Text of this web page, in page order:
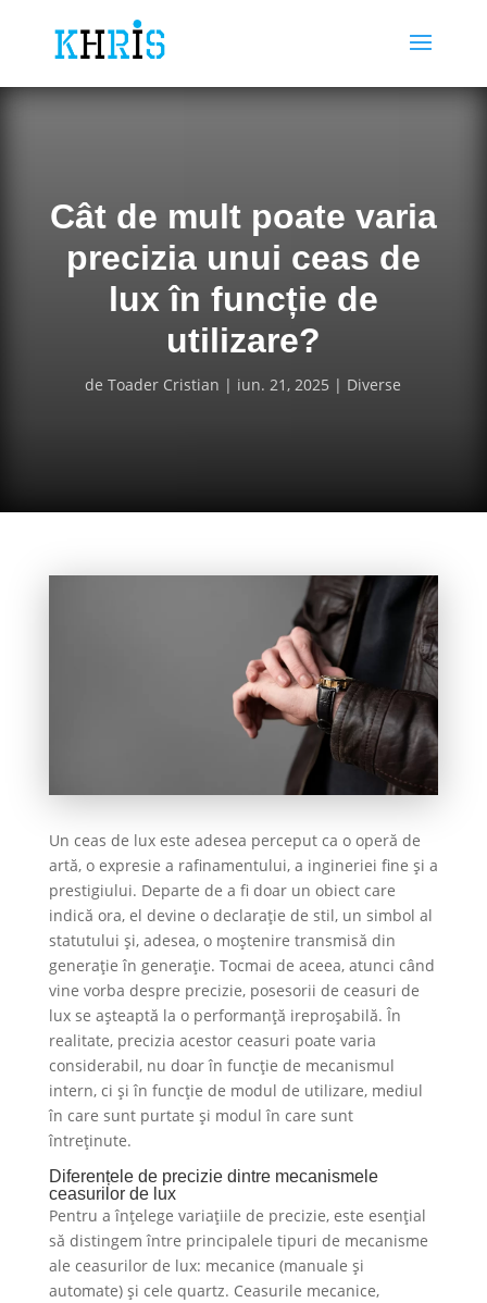
Cât de mult poate varia
precizia unui ceas de
lux în funcție de
utilizare?
deToader Cristian iun. 21, 2025 Diverse
Un ceas de lux este adesea perceput ca o operă de
artă, o expresie a rafinamentului, a ingineriei fine și a
prestigiului. Departe de a fi doar un obiect care
indică ora, el devine o declarație de stil, un simbol al
statutului și, adesea, o moștenire transmisă din
generație în generație. Tocmai de aceea, atunci când
vine vorba despre precizie, posesorii de ceasuri de
lux se așteaptă la o performanță ireproșabilă. În
realitate, precizia acestor ceasuri poate varia
considerabil, nu doar în funcție de mecanismul
intern, ci și în funcție de modul de utilizare, mediul
în care sunt purtate și modul în care sunt
întreținute.
Diferențele de precizie dintre mecanismele
ceasurilor de lux
Pentru a înțelege variațiile de precizie, este esențial
să distingem între principalele tipuri de mecanisme
ale ceasurilor de lux: mecanice (manuale și
automate) și cele quartz. Ceasurile mecanice,